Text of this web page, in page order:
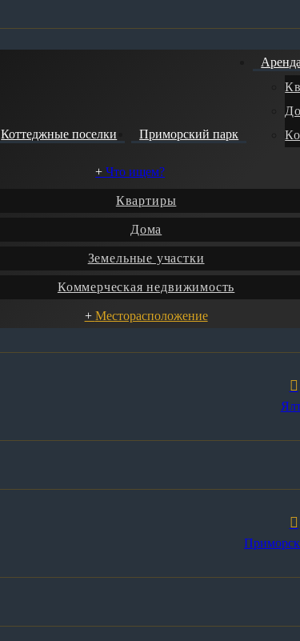
Коттеджные поселки Приморский парк
Аренда
Что ищем?
Квартиры
Дома
Земельные участки
Коммерческая недвижимость
Месторасположение